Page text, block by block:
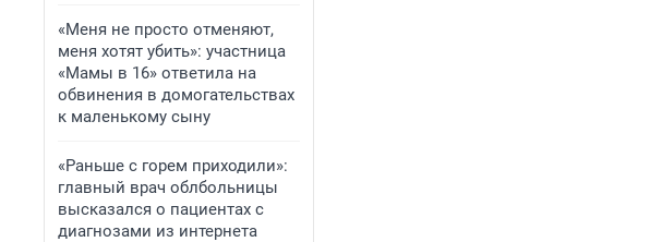
«Меня не просто отменяют,
меня хотят убить»: участница
«Мамы в 16» ответила на
обвинения в домогательствах
к маленькому сыну
«Раньше с горем приходили»:
главный врач облбольницы
высказался о пациентах с
диагнозами из интернета